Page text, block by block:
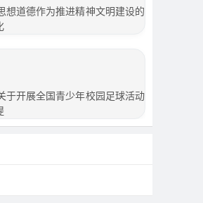
想道德作为推进精神文明建设的
于开展全国青少年校园足球活动